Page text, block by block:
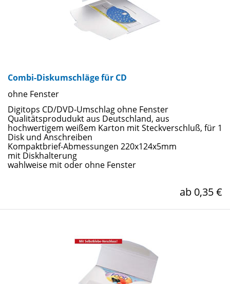
Combi-Diskumschläge für CD
ohne Fenster
Digitops CD/DVD-Umschlag ohne Fenster
Qualitätsprodudukt aus Deutschland, aus
hochwertigem weißem Karton mit Steckverschluß, für 1
Disk und Anschreiben
Kompaktbrief-Abmessungen 220x124x5mm
mit Diskhalterung
wahlweise mit oder ohne Fenster
ab 0,35 €